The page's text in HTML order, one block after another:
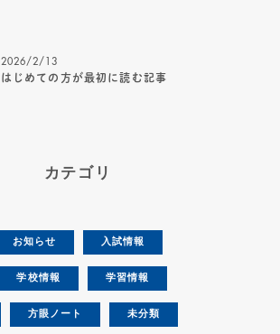
はじめての方が最初に読む記事
2026/2/13
カテゴリ
お知らせ 入試情報
学校情報 学習情報
方眼ノート 未分類